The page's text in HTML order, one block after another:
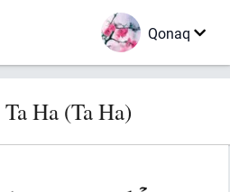
Qonaq
Ha (Ta Ha)